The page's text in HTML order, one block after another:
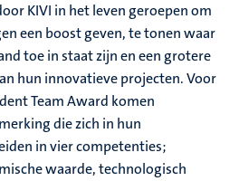
KIVI in het leven geroepen om
een boost geven, te tonen waar
toe in staat zijn en een grotere
hun innovatieve projecten. Voor
Team Award komen
die zich in hun
in vier competenties;
waarde, technologisch